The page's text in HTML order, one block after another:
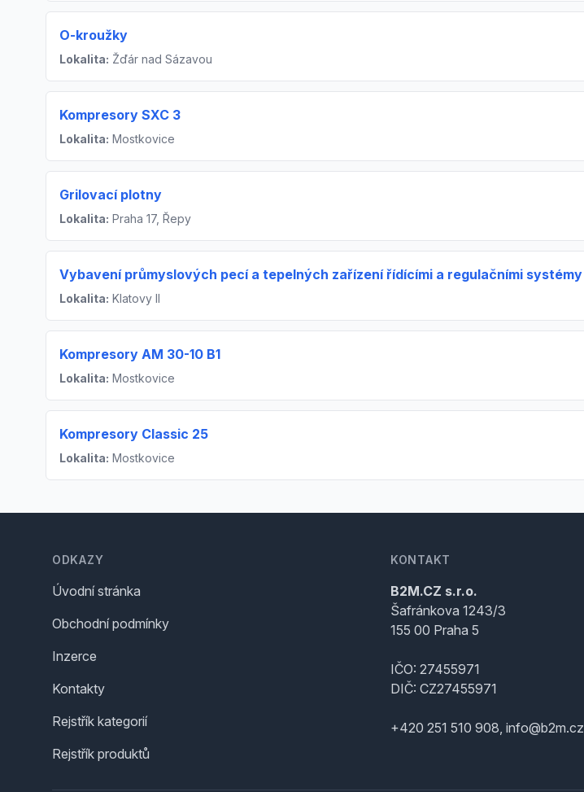
O-kroužky
Lokalita: Žďár nad Sázavou
Kompresory SXC 3
Lokalita: Mostkovice
Grilovací plotny
Lokalita: Praha 17, Řepy
Vybavení průmyslových pecí a tepelných zařízení řídícími a regulačními systémy
Lokalita: Klatovy II
Kompresory AM 30-10 B1
Lokalita: Mostkovice
Kompresory Classic 25
Lokalita: Mostkovice
ODKAZY
Úvodní stránka
Obchodní podmínky
Inzerce
Kontakty
Rejstřík kategorií
Rejstřík produktů
KONTAKT
B2M.CZ s.r.o.
Šafránkova 1243/3
155 00 Praha 5
IČO: 27455971
DIČ: CZ27455971
+420 251 510 908, info@b2m.cz